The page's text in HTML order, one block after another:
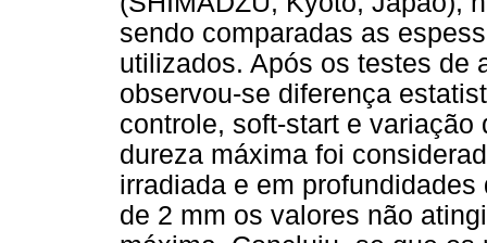
sendo comparadas as
utilizados. Após os testes de
observou-se diferença
controle, soft-start e
dureza máxima foi
irradiada e em
de 2 mm os valores não